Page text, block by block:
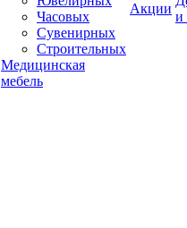
Часовых
Сувенирных
Строительных
Медицинская
мебель
Акции
и